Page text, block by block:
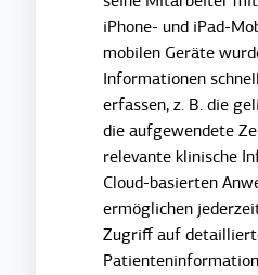
iPhone- und iPad-
mobilen Geräte
Informationen
erfassen, z. B. die
die aufgewendete
relevante klinische
Cloud-basierten
ermöglichen
Zugriff auf